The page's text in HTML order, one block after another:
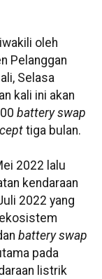
oleh
Pelanggan
Selasa
kali ini akan
battery swap
tiga bulan.
2022 lalu
kendaraan
2022 yang
battery swap
pada
listrik